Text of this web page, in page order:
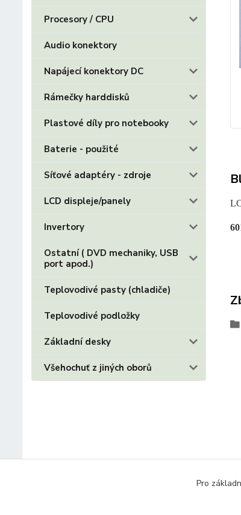
Procesory / CPU
Audio konektory
Napájecí konektory DC
Rámečky harddisků
Plastové díly pro notebooky
Baterie - použité
Síťové adaptéry - zdroje
LCD displeje/panely
Invertory
Ostatní ( DVD mechaniky, USB
port apod.)
Teplovodivé pasty (chladiče)
Teplovodivé podložky
Základní desky
Všehochuť z jiných oborů
Pro